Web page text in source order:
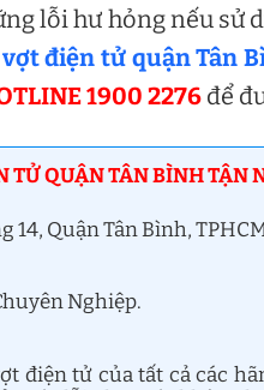
lỗi hư hỏng nếu sử
điện tử quận Tân
1900 2276 để
TỬ QUẬN TÂN BÌNH TẬN
14, Quận Tân Bình,
Nghiệp.
điện tử của tất cả các